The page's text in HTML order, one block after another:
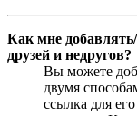
Как мне
друзей и недругов?
Вы можете
двумя
ссылка для